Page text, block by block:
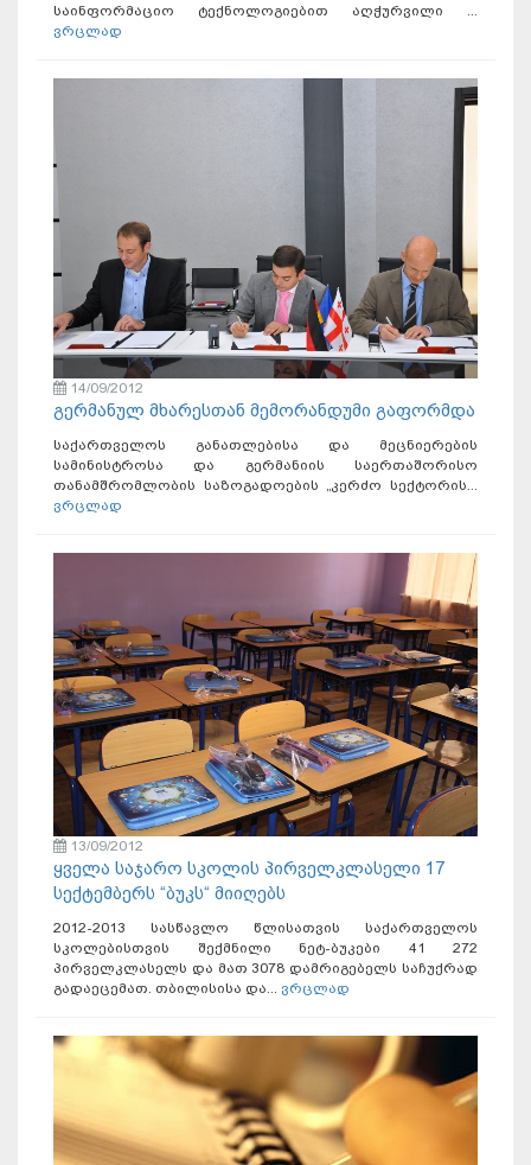
საინფორმაციო ტექნოლოგიებით აღჭურვილი ...
ვრცლად
14/09/2012
გერმანულ მხარესთან მემორანდუმი გაფორმდა
საქართველოს განათლებისა და მეცნიერების
სამინისტროსა და გერმანიის საერთაშორისო
თანამშრომლობის საზოგადოების „კერძო სექტორის...
ვრცლად
13/09/2012
ყველა საჯარო სკოლის პირველკლასელი 17
სექტემბერს “ბუკს“ მიიღებს
2012-2013 სასწავლო წლისათვის საქართველოს
სკოლებისთვის შექმნილი ნეტ-ბუკები 41 272
პირველკლასელს და მათ 3078 დამრიგებელს საჩუქრად
გადაეცემათ. თბილისისა და... ვრცლად